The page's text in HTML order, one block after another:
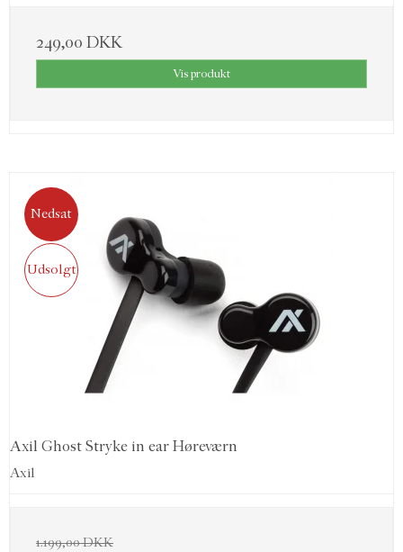
249,00 DKK
Vis produkt
Nedsat
Udsolgt
Axil Ghost Stryke in ear Høreværn
Axil
1.199,00 DKK